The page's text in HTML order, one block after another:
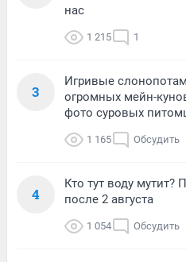
нас
1 215 1
3
Игривые
огромных мейн-
фото суровых
1 165 Обсудить
4
Кто тут воду мутит?
после 2 августа
1 054 Обсудить